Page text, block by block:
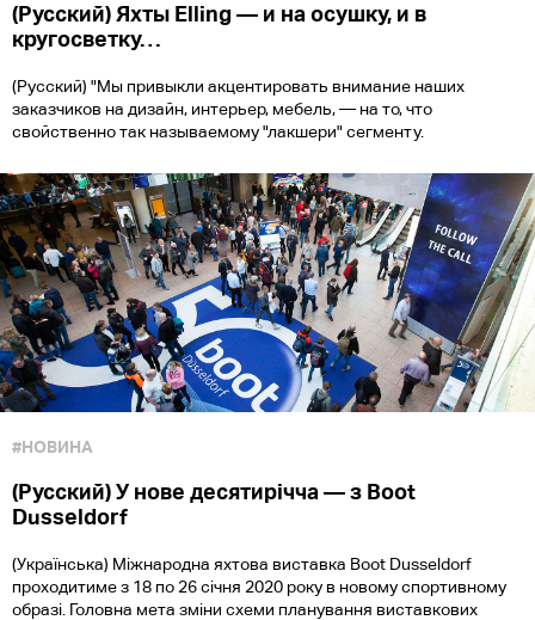
(Русский) Яхты Elling — и на осушку, и в
кругосветку…
(Русский) "Мы привыкли акцентировать внимание наших
заказчиков на дизайн, интерьер, мебель, — на то, что
свойственно так называемому "лакшери" сегменту.
#НОВИНА
(Русский) У нове десятирічча — з Boot
Dusseldorf
(Українська) Міжнародна яхтова виставка Boot Dusseldorf
проходитиме з 18 по 26 січня 2020 року в новому спортивному
образі. Головна мета зміни схеми планування виставкових